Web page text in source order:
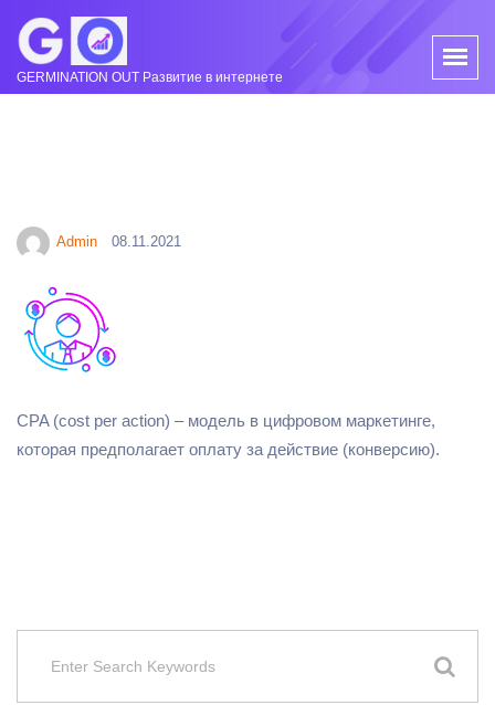
GERMINATION OUT Развитие в интернете
Admin 08.11.2021
CPA (cost per action) – модель в цифровом маркетинге,
которая предполагает оплату за действие (конверсию).